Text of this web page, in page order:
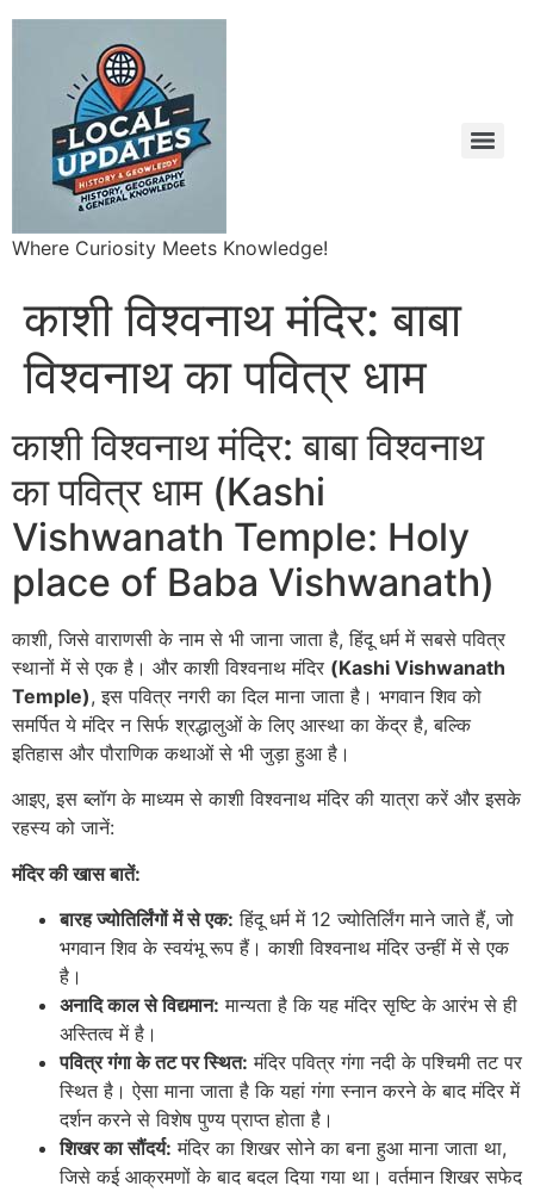
Where Curiosity Meets Knowledge!
काशी विश्वनाथ मंदिर: बाबा
विश्वनाथ का पवित्र धाम
काशी विश्वनाथ मंदिर: बाबा विश्वनाथ
का पवित्र धाम (Kashi
Vishwanath Temple: Holy
place of Baba Vishwanath)
काशी, जिसे वाराणसी के नाम से भी जाना जाता है, हिंदू धर्म में सबसे पवित्र
स्थानों में से एक है। और काशी विश्वनाथ मंदिर (Kashi Vishwanath
Temple), इस पवित्र नगरी का दिल माना जाता है। भगवान शिव को
समर्पित ये मंदिर न सिर्फ श्रद्धालुओं के लिए आस्था का केंद्र है, बल्कि
इतिहास और पौराणिक कथाओं से भी जुड़ा हुआ है।
आइए, इस ब्लॉग के माध्यम से काशी विश्वनाथ मंदिर की यात्रा करें और इसके
रहस्य को जानें:
मंदिर की खास बातें:
बारह ज्योतिर्लिंगों में से एक: हिंदू धर्म में 12 ज्योतिर्लिंग माने जाते हैं, जो
भगवान शिव के स्वयंभू रूप हैं। काशी विश्वनाथ मंदिर उन्हीं में से एक
है।
अनादि काल से विद्यमान: मान्यता है कि यह मंदिर सृष्टि के आरंभ से ही
अस्तित्व में है।
पवित्र गंगा के तट पर स्थित: मंदिर पवित्र गंगा नदी के पश्चिमी तट पर
स्थित है। ऐसा माना जाता है कि यहां गंगा स्नान करने के बाद मंदिर में
दर्शन करने से विशेष पुण्य प्राप्त होता है।
शिखर का सौंदर्य: मंदिर का शिखर सोने का बना हुआ माना जाता था,
जिसे कई आक्रमणों के बाद बदल दिया गया था। वर्तमान शिखर सफेद